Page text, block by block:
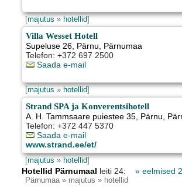
[majutus»hotellid]
Villa Wesset Hotell
Supeluse 26, Pärnu, Pärnumaa
Telefon: +372 697 2500
Saada e-mail
[majutus»hotellid]
Strand SPA ja Konverentsihotell
A. H. Tammsaare puiestee 35, Pärnu,
Telefon: +372 447 5370
Saada e-mail
www.strand.ee/et/
[majutus»hotellid]
Hotellid Pärnumaal leiti 24: « eelmised
Pärnumaa» majutus » hotellid